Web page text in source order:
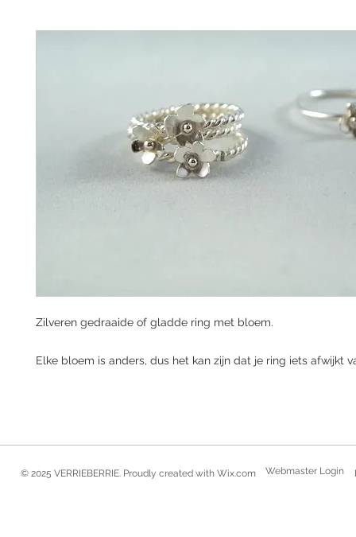
Zilveren gedraaide of gladde ring met bloem.
Elke bloem is anders, dus het kan zijn dat je ring iets afwijkt
© 2025 VERRIEBERRIE. Proudly created with Wix.com Webmaster Login